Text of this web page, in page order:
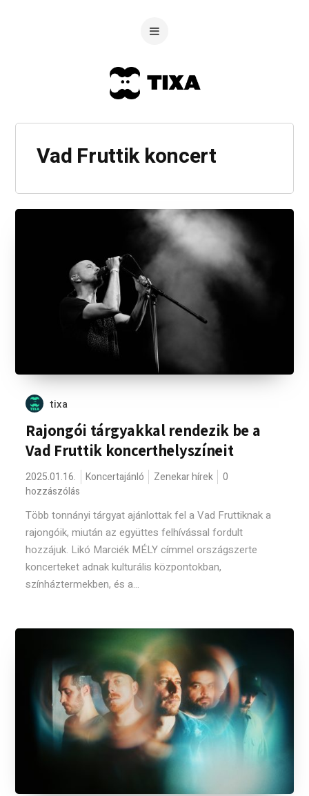
Vad Fruttik koncert
tixa
Rajongói tárgyakkal rendezik be a
Vad Fruttik koncerthelyszíneit
2025.01.16. Koncertajánló Zenekar hírek
0
hozzászólás
Több tonnányi tárgyat ajánlottak fel a Vad Fruttiknak a
rajongóik, miután az együttes felhívással fordult
hozzájuk. Likó Marciék MÉLY címmel országszerte
koncerteket adnak kulturális központokban,
színháztermekben, és a...